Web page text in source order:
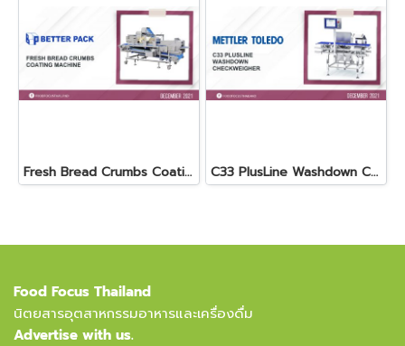
Fresh Bread Crumbs Coating Machine C33 PlusLine Washdown Checkweigher
Food Focus Thailand
นิตยสารอุตสาหกรรมอาหารและเครื่องดื่ม
Advertise with us.